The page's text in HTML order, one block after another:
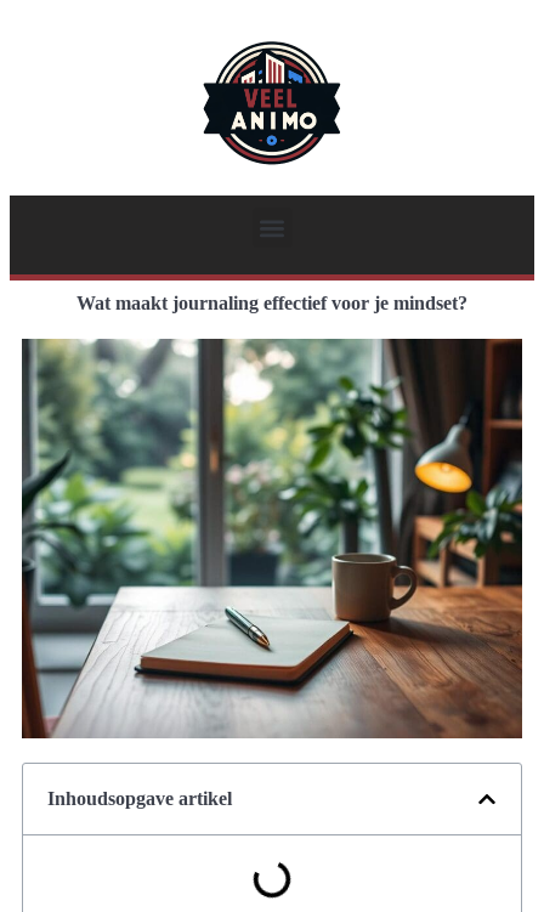
Wat maakt journaling effectief voor je mindset?
Inhoudsopgave artikel